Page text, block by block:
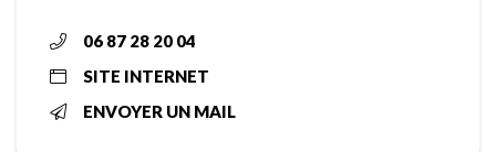
06 87 28 20 04
SITE INTERNET
ENVOYER UN MAIL